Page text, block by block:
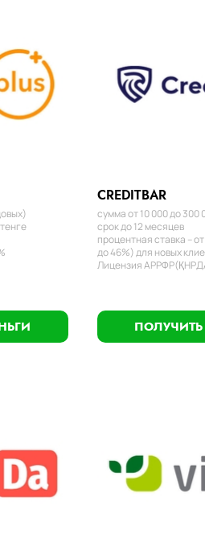
CREDITBAR
сумма от 10 000 до 300
срок до 12 месяцев
процентная ставка –
до 46%) для новых
Лицензия